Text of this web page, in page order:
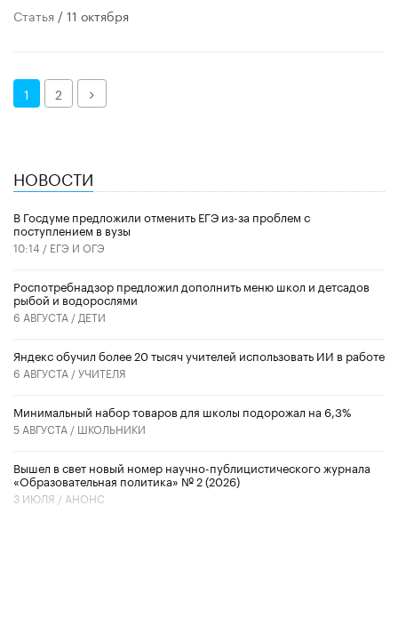
Статья / 11 октября
1 2 Далее
НОВОСТИ
В Госдуме предложили отменить ЕГЭ из-за проблем с
поступлением в вузы
10:14 / ЕГЭ И ОГЭ
Роспотребнадзор предложил дополнить меню школ и детсадов
рыбой и водорослями
6 АВГУСТА / ДЕТИ
​Яндекс обучил более 20 тысяч учителей использовать ИИ в работе
6 АВГУСТА /УЧИТЕЛЯ
Минимальный набор товаров для школы подорожал на 6,3%
5 АВГУСТА / ШКОЛЬНИКИ
Вышел в свет новый номер научно-публицистического журнала
«Образовательная политика» № 2 (2026)
3 ИЮЛЯ / АНОНС